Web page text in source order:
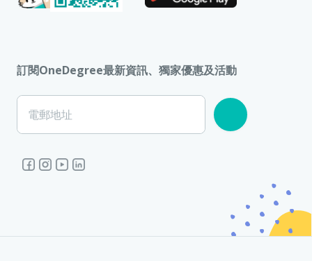
訂閱OneDegree最新資訊、獨家優惠及活動
電郵地址